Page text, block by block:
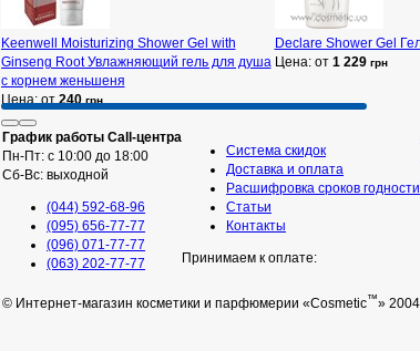
Keenwell Moisturizing Shower Gel with
Ginseng Root Увлажняющий гель для душа
с корнем женьшеня
Цена: от240грн
Declare Shower Gel
Цена: от 1 229 грн
График работы Call-центра
Пн-Пт: с 10:00 до 18:00
Сб-Вс: выходной
(044) 592-68-96
(095) 656-77-77
(096) 071-77-77
(063) 202-77-77
Система скидок
Доставка и оплата
Расшифровка сроков годности
Статьи
Контакты
Принимаем к оплате:
© Интернет-магазин косметики и парфюмерии «Cosmetic™»